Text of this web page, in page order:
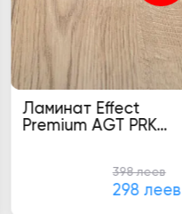
Ламинат Effect
Premium AGT PRK
398 леев
298 леев